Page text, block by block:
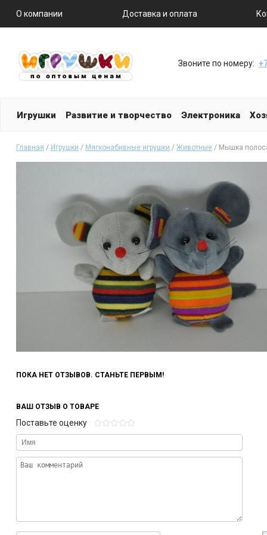
О компании Доставка и оплата
Звоните по номеру:
Игрушки Развитие и творчество Электроника
Главная / Игрушки / Мягконабивные игрушки / Животные/ Мышка
ПОКА НЕТ ОТЗЫВОВ. СТАНЬТЕ ПЕРВЫМ!
ВАШ ОТЗЫВ О ТОВАРЕ
Поставьте оценку